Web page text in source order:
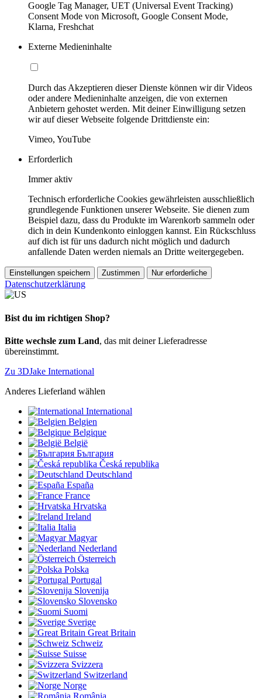
Google Tag Manager, UET (Universal Event Tracking)
Consent Mode von Microsoft, Google Consent Mode,
Klarna, Freshchat
Externe Medieninhalte
Durch das Akzeptieren dieser Dienste können wir dir Videos
oder andere Medieninhalte anzeigen, die von externen
Anbietern gehostet werden. Mit deiner Einwilligung setzen
wir auf dieser Webseite folgende Drittdienste ein:
Vimeo, YouTube
Erforderlich
Immer aktiv
Technisch erforderliche Cookies gewährleisten ausschließlich
grundlegende Funktionen unserer Webseite. Sie dienen zum
Beispiel dazu, dass du Produkte im Warenkorb sammeln oder
dich in dein Kundenkonto einloggen kannst. Ein Rückschluss
auf dich ist für uns dadurch nicht möglich und dadurch
anfallende Daten werden niemals an Dritte weitergegeben.
Einstellungen speichern Zustimmen Nur erforderliche
Datenschutzerklärung
Bist du im richtigen Shop?
Bitte wechsle zum Land, das mit deiner Lieferadresse
übereinstimmt.
Zu 3DJake International
Anderes Lieferland wählen
International
Belgien
Belgique
België
България
Česká republika
Deutschland
España
France
Hrvatska
Ireland
Italia
Magyar
Nederland
Österreich
Polska
Portugal
Slovenija
Slovensko
Suomi
Sverige
Great Britain
Schweiz
Suisse
Svizzera
Switzerland
Norge
România